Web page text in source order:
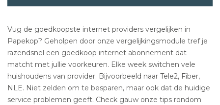
Vug de goedkoopste internet providers vergelijken in
Papekop? Geholpen door onze vergelijkingsmodule tref je
razendsnel een goedkoop internet abonnement dat
matcht met jullie voorkeuren. Elke week switchen vele
huishoudens van provider. Bijvoorbeeld naar Tele2, Fiber,
NLE. Niet zelden om te besparen, maar ook dat de huidige
service problemen geeft. Check gauw onze tips rondom